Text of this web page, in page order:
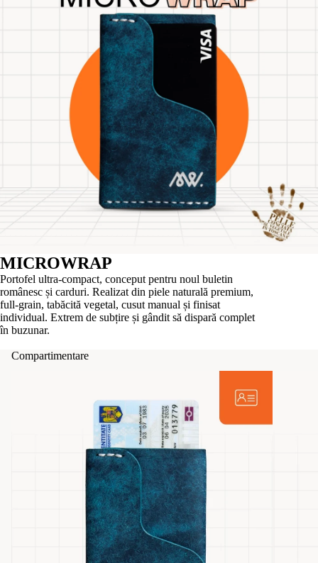
MICROWRAP
Portofel ultra-compact, conceput pentru noul buletin
românesc și carduri. Realizat din piele naturală premium,
full-grain, tabăcită vegetal, cusut manual și finisat
individual. Extrem de subțire și gândit să dispară complet
în buzunar.
Compartimentare